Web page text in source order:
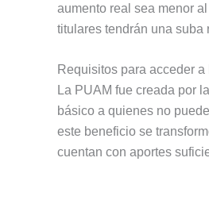
aumento real sea menor
titulares tendrán una suba
Requisitos para acceder
La PUAM fue creada por la
básico a quienes no
este beneficio se
cuentan con aportes